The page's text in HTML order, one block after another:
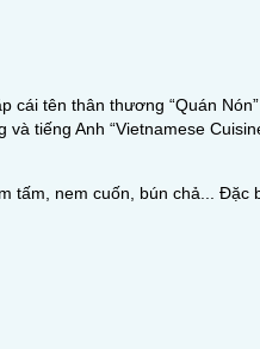
tên thân thương “Quán
tiếng Anh “Vietnamese
tấm, nem cuốn, bún chả... Đặc